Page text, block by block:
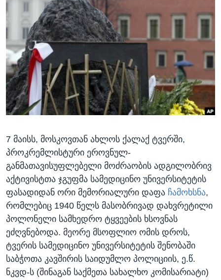
ᲡᲢᲣᲓᲘᲐ ᲕᲐᲨᲘᲜᲒᲢᲝᲜᲘ
ᲔᲙᲝᲜᲝᲛᲘᲙᲐ
ᲯᲐᲜᲛᲠᲗᲔᲚᲝᲑᲐ
ᲛᲔᲪᲜᲘᲔᲠᲔᲑᲐ
ᲘᲜᲢᲔᲠᲕᲘᲣ
ᲙᲣᲚᲢᲣᲠᲐ
ᲒᲐᲚᲘᲚᲔᲝ
Learning English
ᲗᲕᲐᲚᲘ ᲒᲕᲐᲓᲔᲕᲜᲔᲗ
ენები
7 მაისს, მოსკოვთან ახლოს ქალაქ ტვერში,
პროკრემლისტური ეროვნულ-
განმათავისუფლებელი მოძრაობის ადგილობრივ
აქტივისტთა ჯგუფმა სამედიცინო უნივერსიტეტის
ფასადიდან ორი მემორიალური დაფა ჩამოხსნა,
რომლებიც 1940 წელს მასობრივად დახვრეტილი
პოლონელი სამხედრო ტყვეების ხსოვნას
ეძღვნებოდა. მეორე მსოფლიო ომის დროს,
ტვერის სამედიცინო უნივერსიტეტის შენობაში
საბჭოთა კავშირის საიდუმლო პოლიციის, ე.წ.
ნკვდ-ს (შინაგან საქმეთა სახალხო კომისარიატი)